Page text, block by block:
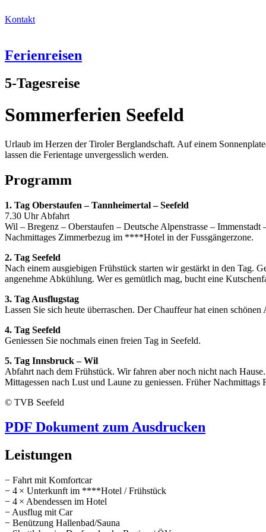
Kontakt
Ferienreisen
5-Tagesreise
Sommerferien Seefeld
Urlaub im Herzen der Tiroler Berglandschaft. Auf einem
lassen die Ferientage unvergesslich werden.
Programm
1. Tag Oberstaufen – Tannheimertal – Seefeld
7.30 Uhr Abfahrt
Wil – Bregenz – Oberstaufen – Deutsche Alpenstrasse –
Nachmittages Zimmerbezug im ****Hotel in der Fussgängerzone.
2. Tag Seefeld
Nach einem ausgiebigen Frühstück starten wir gestärkt in den Tag.
angenehme Abkühlung. Wer es gemütlich mag, bucht eine
3. Tag Ausflugstag
Lassen Sie sich heute überraschen. Der Chauffeur hat einen
4. Tag Seefeld
Geniessen Sie nochmals einen freien Tag in Seefeld.
5. Tag Innsbruck – Wil
Abfahrt nach dem Frühstück. Wir fahren aber noch nicht nach
Mittagessen nach Lust und Laune zu geniessen. Früher Nachmittags
© TVB Seefeld
PDF Dokument zum Ausdrucken
Leistungen
− Fahrt mit Komfortcar
− 4 × Unterkunft im ****Hotel / Frühstück
− 4 × Abendessen im Hotel
− Ausflug mit Car
− Benützung Hallenbad/Sauna